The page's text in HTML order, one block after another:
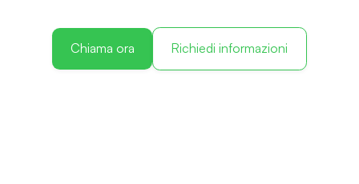
Chiama ora Richiedi informazioni